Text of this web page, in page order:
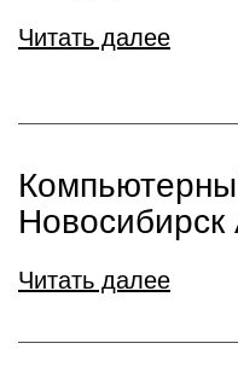
Читать далее
Новосибирск
Читать далее